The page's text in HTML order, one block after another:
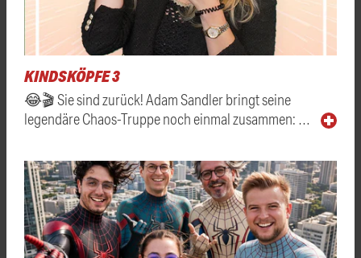
KINDSKÖPFE 3
😂🎬 Sie sind zurück! Adam Sandler bringt seine
legendäre Chaos-Truppe noch einmal zusammen: …